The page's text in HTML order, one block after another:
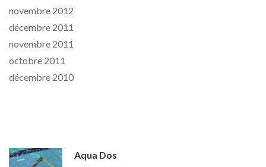
novembre 2012
décembre 2011
novembre 2011
octobre 2011
décembre 2010
Aqua Dos